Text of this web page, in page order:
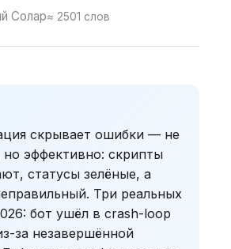
Солар≈ 2501 слов
скрывает ошибки — не
эффективно: скрипты
статусы зелёные, а
Три реальных
бот ушёл в crash-loop
за незавершённой